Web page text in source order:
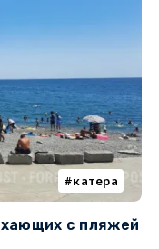
катера
с пляжей